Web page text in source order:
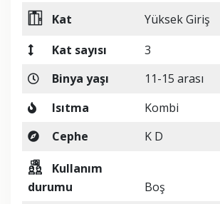
Kat
Yüksek Giriş
Kat sayısı
3
Binya yaşı
11-15 arası
Isıtma
Kombi
Cephe
K D
Kullanım
durumu
Boş